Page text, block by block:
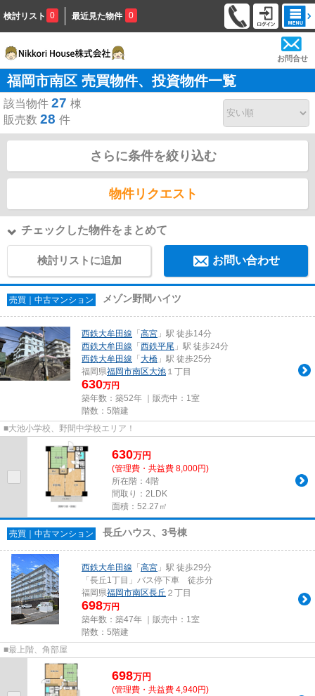
検討リスト 0 最近見た物件 0
お問合せ
福岡市南区 売買物件、投資物件一覧
該当物件 27 棟
販売数 28 件
さらに条件を絞り込む
物件リクエスト
チェックした物件をまとめて
検討リストに追加 お問い合わせ
売買｜中古マンション メゾン野間ハイツ
西鉄大牟田線 「 高宮 」駅 徒歩14分
西鉄大牟田線 「 西鉄平尾 」駅 徒歩24分
西鉄大牟田線 「 大橋 」駅 徒歩25分
福岡県福岡市南区大池 １丁目
630万円
築年数：築52年 ｜販売中： 1室
階数：5階建
■大池小学校、野間中学校エリア！
630万円
(管理費・共益費 8,000円)
所在階：4階
間取り：2LDK
面積：52.27㎡
売買｜中古マンション 長丘ハウス、3号棟
西鉄大牟田線 「 高宮 」駅 徒歩29分
「長丘1丁目」バス停下車 徒歩分
福岡県福岡市南区長丘 ２丁目
698万円
築年数：築47年 ｜販売中： 1室
階数：5階建
■最上階、角部屋
698万円
(管理費・共益費 4,940円)